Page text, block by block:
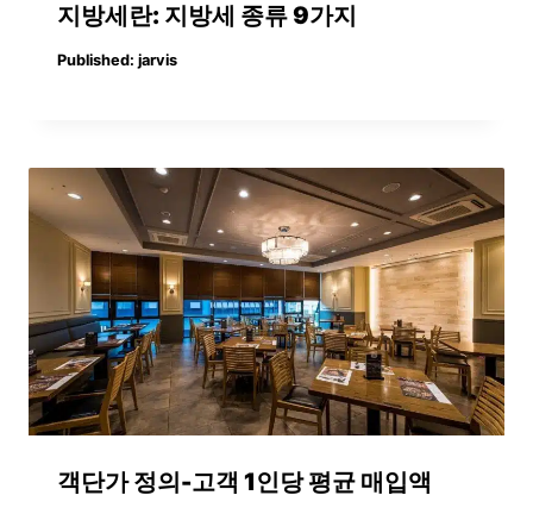
지방세란: 지방세 종류 9가지
Published: jarvis
객단가 정의-고객 1인당 평균 매입액